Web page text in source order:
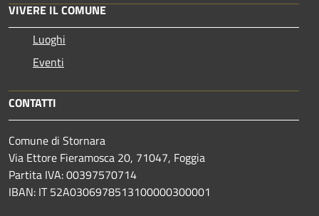
VIVERE IL COMUNE
Luoghi
Eventi
CONTATTI
Comune di Stornara
Via Ettore Fieramosca 20, 71047, Foggia
Partita IVA: 00397570714
IBAN: IT 52A0306978513100000300001